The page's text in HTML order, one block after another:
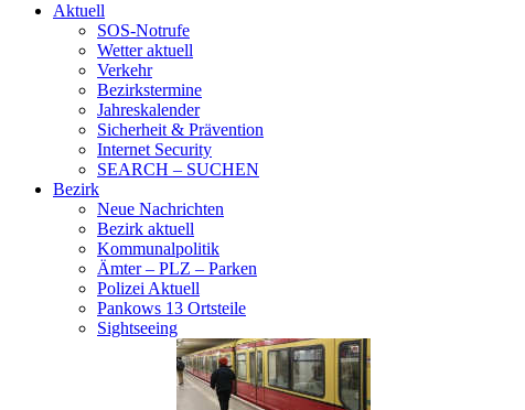
Aktuell
SOS-Notrufe
Wetter aktuell
Verkehr
Bezirkstermine
Jahreskalender
Sicherheit & Prävention
Internet Security
SEARCH – SUCHEN
Bezirk
Neue Nachrichten
Bezirk aktuell
Kommunalpolitik
Ämter – PLZ – Parken
Polizei Aktuell
Pankows 13 Ortsteile
Sightseeing